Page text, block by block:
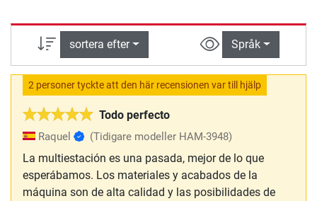
sortera efter Språk
Todo perfecto
2 personer tyckte att den här recensionen var till hjälp
Raquel (Tidigare modeller HAM-3948)
La multiestación es una pasada, mejor de lo que
esperábamos. Los materiales y acabados de la
máquina son de alta calidad y las posibilidades de